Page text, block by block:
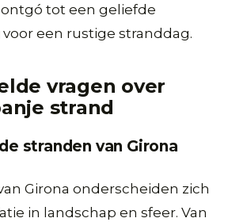
tot een geliefde
een rustige stranddag.
vragen over
strand
stranden van Girona
Girona onderscheiden zich
in landschap en sfeer. Van